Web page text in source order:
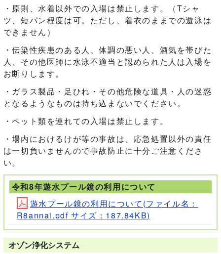
・原則、水着以外での入場は禁止します。（Tシャ
ツ、短パン程度は可。ただし、着衣のままでの遊泳は
できません）
・伝染性疾患のある人、体調の悪い人、酒気を帯びた
人、その他医師に水泳不適当と認められた人は入場を
お断りします。
・ガラス製品・足ひれ・その他危険な道具・人の迷惑
となるようなものは持ち込まないでください。
・ペット類を連れての入場は禁止します。
・場内におけるけが等の事故は、応急処置以外の責任
は一切負いませんので事故防止に十分ご注意くださ
い。
令和8年遊水プール鏡の利用について
遊水プール鏡の利用について(ファイル名：
R8annai.pdf サイズ：187.84KB)
オゾン浄化システム